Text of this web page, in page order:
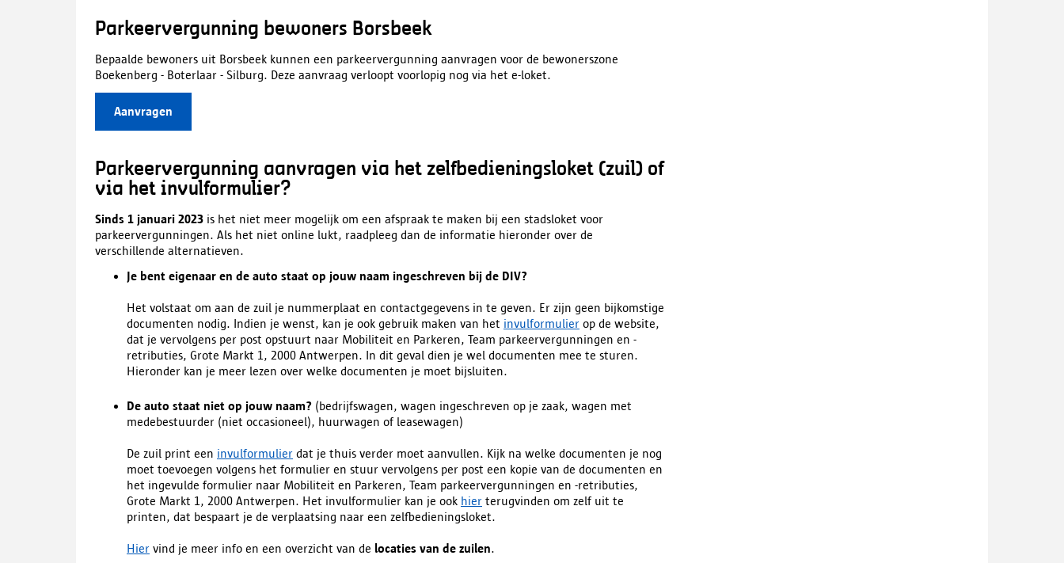
Parkeervergunning bewoners Borsbeek
Bepaalde bewoners uit Borsbeek kunnen een parkeervergunning aanvragen voor de bewonerszone
Boekenberg - Boterlaar - Silburg. Deze aanvraag verloopt voorlopig nog via het e-loket.
Aanvragen
Parkeervergunning aanvragen via het zelfbedieningsloket (zuil) of
via het invulformulier?
Sinds 1 januari 2023 is het niet meer mogelijk om een afspraak te maken bij een stadsloket voor
parkeervergunningen. Als het niet online lukt, raadpleeg dan de informatie hieronder over de
verschillende alternatieven.
Je bent eigenaar en de auto staat op jouw naam ingeschreven bij de DIV?
Het volstaat om aan de zuil je nummerplaat en contactgegevens in te geven. Er zijn geen bijkomstige
documenten nodig. Indien je wenst, kan je ook gebruik maken van het invulformulier op de website,
dat je vervolgens per post opstuurt naar Mobiliteit en Parkeren, Team parkeervergunningen en -
retributies, Grote Markt 1, 2000 Antwerpen. In dit geval dien je wel documenten mee te sturen.
Hieronder kan je meer lezen over welke documenten je moet bijsluiten.
De auto staat niet op jouw naam? (bedrijfswagen, wagen ingeschreven op je zaak, wagen met
medebestuurder (niet occasioneel), huurwagen of leasewagen)
De zuil print een invulformulier dat je thuis verder moet aanvullen. Kijk na welke documenten je nog
moet toevoegen volgens het formulier en stuur vervolgens per post een kopie van de documenten en
het ingevulde formulier naar Mobiliteit en Parkeren, Team parkeervergunningen en -retributies,
Grote Markt 1, 2000 Antwerpen. Het invulformulier kan je ook hier terugvinden om zelf uit te
printen, dat bespaart je de verplaatsing naar een zelfbedieningsloket.
Hier vind je meer info en een overzicht van de locaties van de zuilen.